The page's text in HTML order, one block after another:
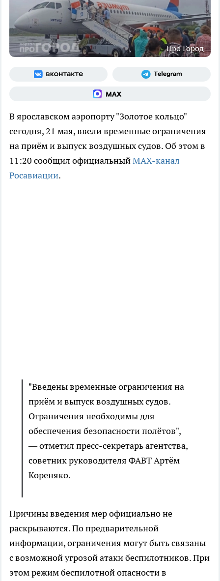
Про Город
В ярославском аэропорту "Золотое кольцо"
сегодня, 21 мая, ввели временные ограничения
на приём и выпуск воздушных судов. Об этом в
11:20 сообщил официальныйMAX-канал
Росавиации.
"Введены временные ограничения на
приём и выпуск воздушных судов.
Ограничения необходимы для
обеспечения безопасности полётов",
— отметил пресс-секретарь агентства,
советник руководителя ФАВТ Артём
Кореняко.
Причины введения мер официально не
раскрываются. По предварительной
информации, ограничения могут быть связаны
с возможной угрозой атаки беспилотников. При
этом режим беспилотной опасности в